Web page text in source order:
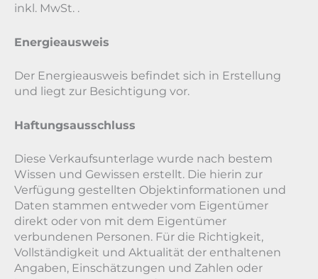
inkl. MwSt. .
Energieausweis
Der Energieausweis befindet sich in Erstellung
und liegt zur Besichtigung vor.
Haftungsausschluss
Diese Verkaufsunterlage wurde nach bestem
Wissen und Gewissen erstellt. Die hierin zur
Verfügung gestellten Objektinformationen und
Daten stammen entweder vom Eigentümer
direkt oder von mit dem Eigentümer
verbundenen Personen. Für die Richtigkeit,
Vollständigkeit und Aktualität der enthaltenen
Angaben, Einschätzungen und Zahlen oder